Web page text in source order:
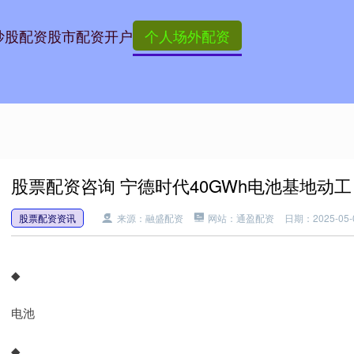
配资股市配资开户 个人场外配资
股票配资咨询 宁德时代40GWh电池基地动工
股票配资资讯 来源：融盛配资 网站：通盈配资 日期：2025-
◆
电池
◆